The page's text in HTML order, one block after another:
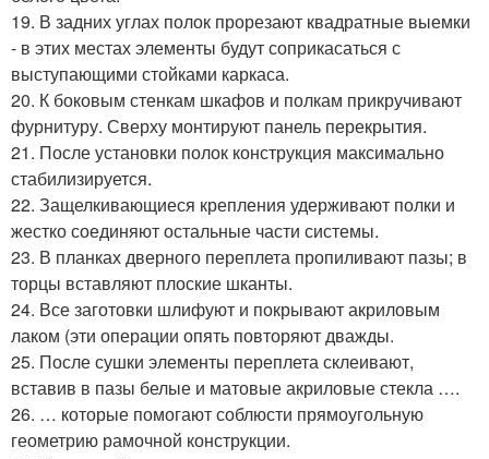
19. В задних углах полок прорезают квадратные выемки
- в этих местах элементы будут соприкасаться с
выступающими стойками каркаса.
20. К боковым стенкам шкафов и полкам прикручивают
фурнитуру. Сверху монтируют панель перекрытия.
21. После установки полок конструкция максимально
стабилизируется.
22. Защелкивающиеся крепления удерживают полки и
жестко соединяют остальные части системы.
23. В планках дверного переплета пропиливают пазы; в
торцы вставляют плоские шканты.
24. Все заготовки шлифуют и покрывают акриловым
лаком (эти операции опять повторяют дважды.
25. После сушки элементы переплета склеивают,
вставив в пазы белые и матовые акриловые стекла ….
26. … которые помогают соблюсти прямоугольную
геометрию рамочной конструкции.